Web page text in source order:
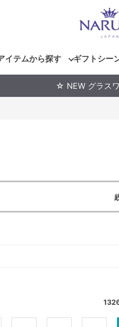
イテムから探す ギフトシー
☆ NEW グラス